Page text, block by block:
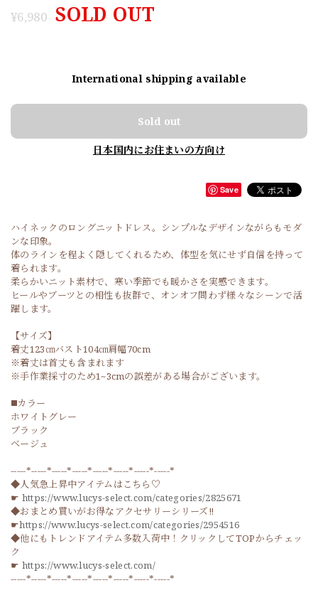
¥6,980 SOLD OUT
International shipping available
Sold out
日本国内にお住まいの方向け
Save
ハイネックのロングニットドレス。シンプルなデザインながらもモダ
ンな印象。
体のラインを程よく隠してくれるため、体型を気にせず自信を持って
着られます。
柔らかいニット素材で、寒い季節でも暖かさを実感できます。
ヒールやブーツとの相性も抜群で、オンオフ問わず様々なシーンで活
躍します。
【サイズ】
着丈123㎝バスト104㎝肩幅70cm
※着丈は首丈も含まれます
※手作業採寸のため1~3cmの誤差がある場合がございます。
◼️カラー
ホワイトグレー
ブラック
ベージュ
-----*-----*-----*-----*-----*-----*-----*-----*
◆人気急上昇中アイテムはこちら♡
☛ https://www.lucys-select.com/categories/2825671
◆おまとめ買いがお得なアクセサリーシリーズ‼
☛https://www.lucys-select.com/categories/2954516
◆他にもトレンドアイテム多数入荷中！クリックしてTOPからチェッ
ク
☛ https://www.lucys-select.com/
-----*-----*-----*-----*-----*-----*-----*-----*